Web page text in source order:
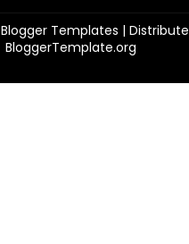
Blogger Templates |
BloggerTemplate.org